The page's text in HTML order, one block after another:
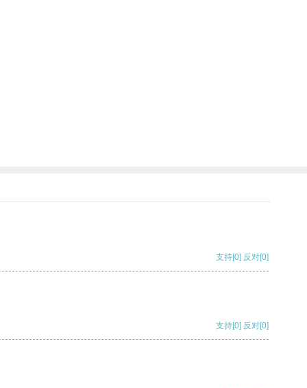
支持[0] 反对[0]
支持[0] 反对[0]